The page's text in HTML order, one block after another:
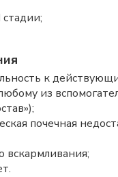
стадии;
к
из
почечная
вскармливания;